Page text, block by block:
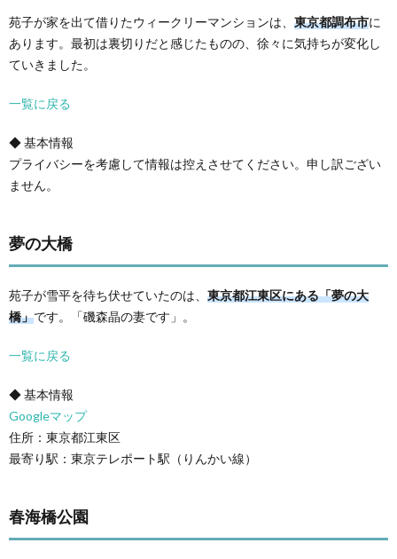
苑子が家を出て借りたウィークリーマンションは、 東京都調布市に
あります。最初は裏切りだと感じたものの、徐々に気持ちが変化し
ていきました。
一覧に戻る
◆ 基本情報
プライバシーを考慮して情報は控えさせてください。申し訳ござい
ません。
夢の大橋
苑子が雪平を待ち伏せていたのは、 東京都江東区にある「夢の大
橋」です。「磯森晶の妻です」。
一覧に戻る
◆ 基本情報
Googleマップ
住所：東京都江東区
最寄り駅：東京テレポート駅（りんかい線）
春海橋公園